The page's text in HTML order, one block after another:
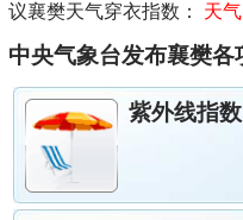
议襄樊天气穿衣指数： 天气
中央气象台发布襄樊各
紫外线指数